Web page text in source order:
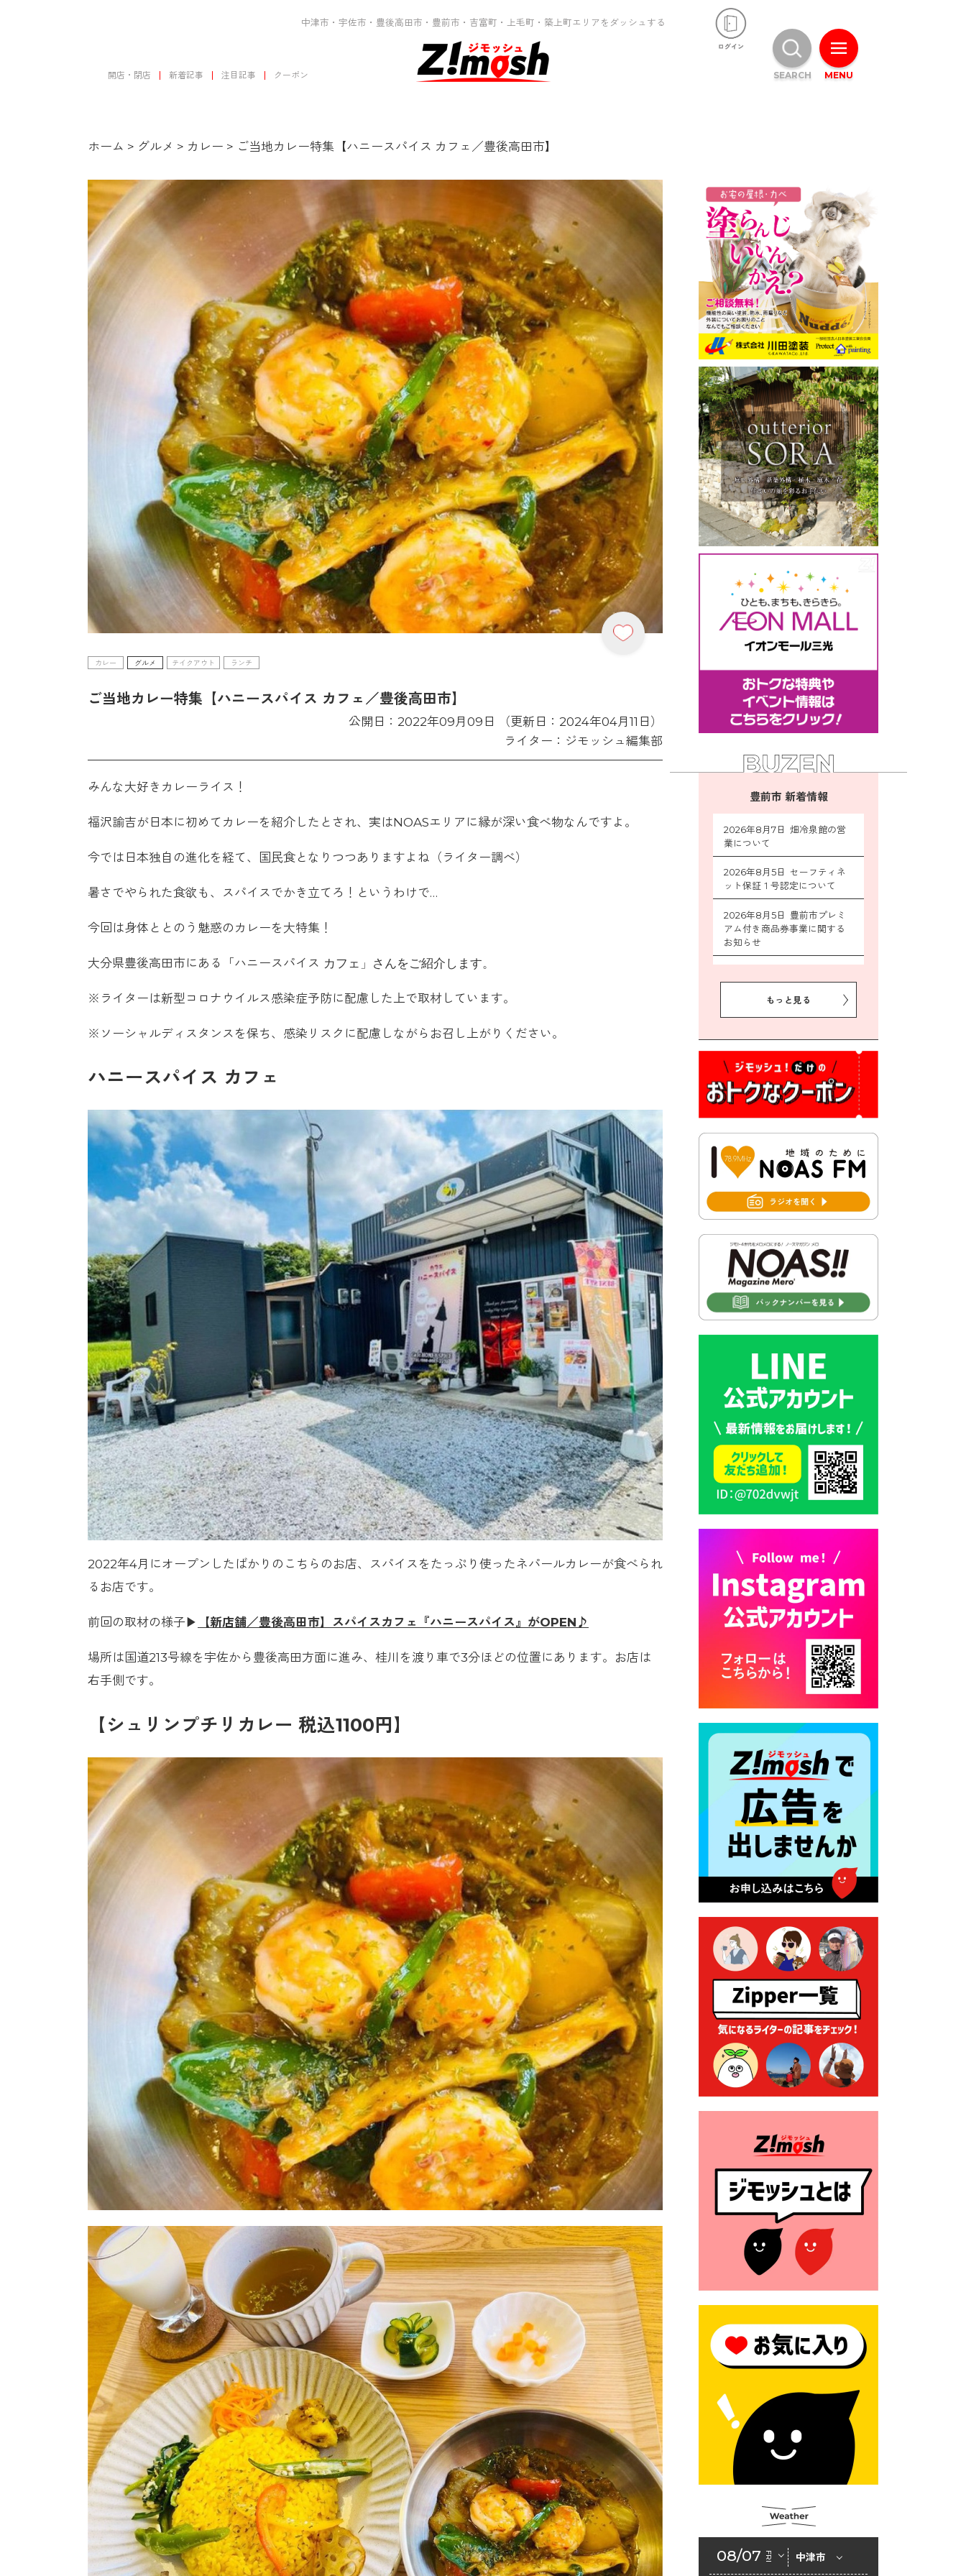
中津市・宇佐市・豊後高田市・豊前市・吉富町・上毛町・築上町エリアをダッシュする
開店・閉店 新着記事 注目記事 クーポン
ホーム > グルメ > カレー > ご当地カレー特集【ハニースパイス カフェ／豊後高田市】
カレー グルメ テイクアウト ランチ
ご当地カレー特集【ハニースパイス カフェ／豊後高田市】
公開日：2022年09月09日 （更新日：2024年04月11日）
ライター：ジモッシュ編集部
みんな大好きカレーライス！
福沢諭吉が日本に初めてカレーを紹介したとされ、実はNOASエリアに縁が深い食べ物なんですよ。
今では日本独自の進化を経て、国民食となりつつありますよね（ライター調べ）
暑さでやられた食欲も、スパイスでかき立てろ！というわけで…
今回は身体ととのう魅惑のカレーを大特集！
大分県豊後高田市にある「ハニースパイス カフェ 」さんをご紹介します。
※ライターは新型コロナウイルス感染症予防に配慮した上で取材しています。
※ソーシャルディスタンスを保ち、感染リスクに配慮しながらお召し上がりください。
ハニースパイス カフェ
2022年4月にオープンしたばかりのこちらのお店、スパイスをたっぷり使ったネパールカレーが食べられ
るお店です。
前回の取材の様子▶︎ 【新店舗／豊後高田市】スパイスカフェ『ハニースパイス』がOPEN♪
場所は国道213号線を宇佐から豊後高田方面に進み、桂川を渡り車で3分ほどの位置にあります。お店は
右手側です。
【シュリンプチリカレー 税込1100円】
豊前市 新着情報
2026年8月7日 畑冷泉館の営
業について
2026年8月5日 セーフティネ
ット保証１号認定について
2026年8月5日 豊前市プレミ
アム付き商品券事業に関する
お知らせ
ン作戦参加者募集
対抗「福岡駅伝」出場選手募
集！
2026年7月31日 第６次豊前市
総合計画後期基本計画策定業
書が変わります！
2026年7月30日 豊前市立豊前
中学校の進捗状況について
2026年7月30日 豊前市立学校
2026年7月30日 豊前市立学校
紹介≪再編計画の見直しにつ
いて≫
2026年7月29日 豊前市指定ご
み袋販売のお知らせ
2026年7月28日 豊前カラス天
狗みなと祭り（花火大会）開
催決定！
2026年7月28日 令和8年度
京築地区水道企業団職員採用
試験（募集）
2026年7月27日 マイナンバー
カード交付に伴う休日および
平日夜間開庁の案内
2026年7月22日 令和８年度
「こども文化パスポート事
2026年7月21日 卜仙の郷 お
盆期間の営業時間のお知らせ
2026年7月17日 バス経路検索
のご利用案内
2026年7月10日 台湾伝統音楽
団体 「北埔八音団・楽善軒」
公演開催のお知らせ
ンディング型ふるさと納税の
実施について
2026年7月9日 農地法等に係
る各種申請に係る登記事項証
明書の添付省略について
2026年7月9日 廃食用油の回
収
2026年7月7日 「おゆずりコ
ーナー」について
2026年7月1日 豊前市民プール
一般開放
（令和８年４月１日施行）
格改定
2026年6月23日 公告一覧（市
内業者対象）を更新しまし
2026年6月23日 （一財）豊前
市佐野・則尾育英会奨学生募
2026年6月18日 セアカゴケグ
モにご注意ください！
ェルターの指定
2026年6月10日 令和８年経済
センサス-活動調査
2026年6月9日 令和８年第３
回定例会「一般質問一覧表」
2026年6月5日 新婚世帯の家
2026年6月2日 戸籍に氏名の
振り仮名が記載されます
もっと見る
08/07 FRI 中津市
MENU
SEARCH